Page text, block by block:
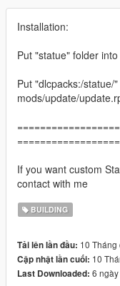
Installation:
Put "statue" folder
Put "dlcpacks:/statue/"
mods/update/
If you want custom
contact with me
BUILDING
Tải lên lần đầu: 10 Tháng
Cập nhật lần cuối: 10
Last Downloaded: 6